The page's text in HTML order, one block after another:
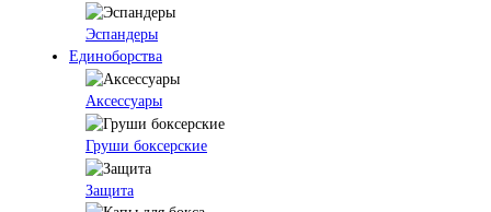
Эспандеры
Единоборства
Аксессуары
Груши боксерские
Защита